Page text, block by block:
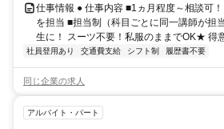
仕事情報 ● 仕事内容 ■1ヵ月程度～相談可
を担当 ■担当制（科目ごとに同一講師が担
生に！ スーツ不要！私服のままでOK★ 得
社員登用あり 交通費支給 シフト制 履歴書不要
同じ企業の求人
アルバイト・パート